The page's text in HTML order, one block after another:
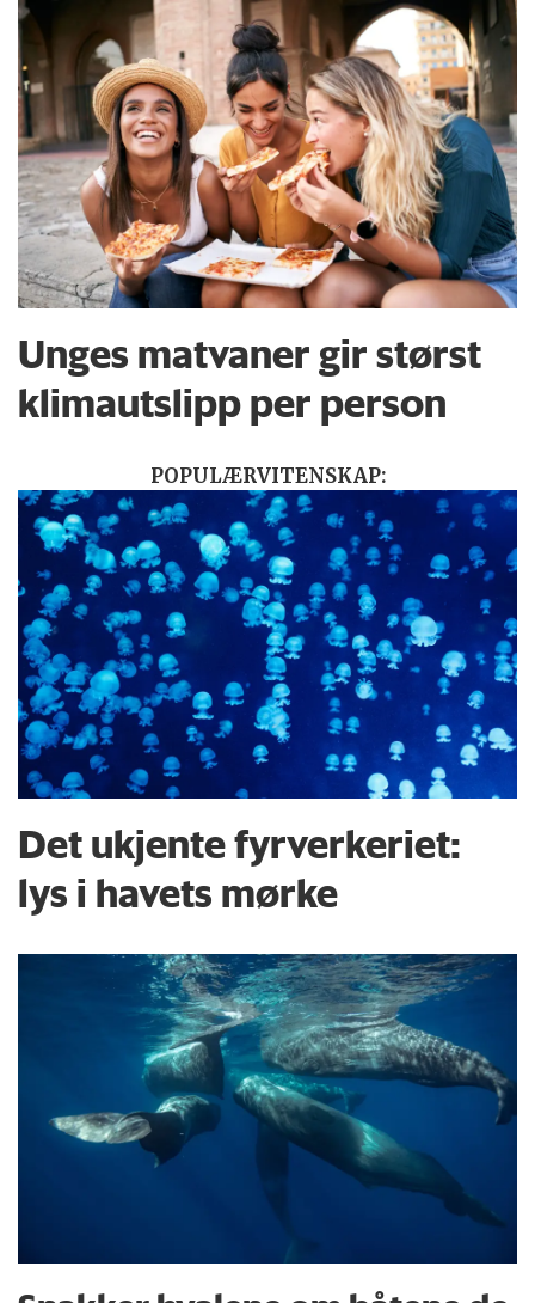
Unges matvaner gir størst
klimautslipp per person
POPULÆRVITENSKAP:
Det ukjente fyrverkeriet:
lys i havets mørke